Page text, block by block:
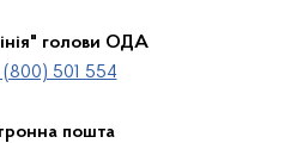
голови ОДА
(800) 501 554
пошта